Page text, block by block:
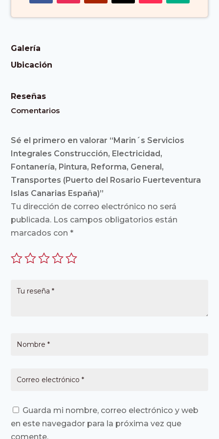
Islas Canarias
Galería
Ubicación
Reseñas
Comentarios
Sé el primero en valorar “Marin´s Servicios
Integrales Construcción, Electricidad,
Fontanería, Pintura, Reforma, General,
Transportes (Puerto del Rosario Fuerteventura
Islas Canarias España)”
Tu dirección de correo electrónico no será
publicada. Los campos obligatorios están
marcados con*
Guarda mi nombre, correo electrónico y web
en este navegador para la próxima vez que
comente.